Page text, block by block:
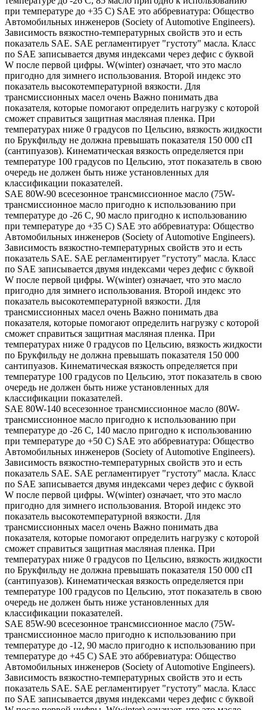
при температуре до +35 С) SAE это аббревиатура: Общество
Автомобильных инженеров (Society of Automotive Engineers).
Зависимость вязкостно-температурных свойств это и есть
показатель SAE. SAE регламентирует "густоту" масла. Класс
по SAE записывается двумя индексами через дефис с буквой
W после первой цифры. W(winter) означает, что это масло
пригодно для зимнего использования. Второй индекс это
показатель высокотемпературной вязкости. Для
трансмиссионных масел очень Важно понимать два
показателя, которые помогают определить нагрузку с которой
сможет справиться защитная масляная пленка. При
температурах ниже 0 градусов по Цельсию, вязкость жидкости
по Брукфильду не должна превышать показателя 150 000 сП
(сантипуазов). Кинематическая вязкость определяется при
температуре 100 градусов по Цельсию, этот показатель в свою
очередь не должен быть ниже установленных для
классификации показателей.
SAE 80W-90 всесезонное трансмиссионное масло (75W-
трансмиссионное масло пригодно к использованию при
температуре до -26 С, 90 масло пригодно к использованию
при температуре до +35 С) SAE это аббревиатура: Общество
Автомобильных инженеров (Society of Automotive Engineers).
Зависимость вязкостно-температурных свойств это и есть
показатель SAE. SAE регламентирует "густоту" масла. Класс
по SAE записывается двумя индексами через дефис с буквой
W после первой цифры. W(winter) означает, что это масло
пригодно для зимнего использования. Второй индекс это
показатель высокотемпературной вязкости. Для
трансмиссионных масел очень Важно понимать два
показателя, которые помогают определить нагрузку с которой
сможет справиться защитная масляная пленка. При
температурах ниже 0 градусов по Цельсию, вязкость жидкости
по Брукфильду не должна превышать показателя 150 000
сантипуазов. Кинематическая вязкость определяется при
температуре 100 градусов по Цельсию, этот показатель в свою
очередь не должен быть ниже установленных для
классификации показателей.
SAE 80W-140 всесезонное трансмиссионное масло (80W-
трансмиссионное масло пригодно к использованию при
температуре до -26 С, 140 масло пригодно к использованию
при температуре до +50 С) SAE это аббревиатура: Общество
Автомобильных инженеров (Society of Automotive Engineers).
Зависимость вязкостно-температурных свойств это и есть
показатель SAE. SAE регламентирует "густоту" масла. Класс
по SAE записывается двумя индексами через дефис с буквой
W после первой цифры. W(winter) означает, что это масло
пригодно для зимнего использования. Второй индекс это
показатель высокотемпературной вязкости. Для
трансмиссионных масел очень Важно понимать два
показателя, которые помогают определить нагрузку с которой
сможет справиться защитная масляная пленка. При
температурах ниже 0 градусов по Цельсию, вязкость жидкости
по Брукфильду не должна превышать показателя 150 000 сП
(сантипуазов). Кинематическая вязкость определяется при
температуре 100 градусов по Цельсию, этот показатель в свою
очередь не должен быть ниже установленных для
классификации показателей.
SAE 85W-90 всесезонное трансмиссионное масло (75W-
трансмиссионное масло пригодно к использованию при
температуре до -12, 90 масло пригодно к использованию при
температуре до +45 С) SAE это аббревиатура: Общество
Автомобильных инженеров (Society of Automotive Engineers).
Зависимость вязкостно-температурных свойств это и есть
показатель SAE. SAE регламентирует "густоту" масла. Класс
по SAE записывается двумя индексами через дефис с буквой